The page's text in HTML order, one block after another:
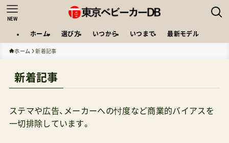
NEW
ホーム 選び方 いつから いつまで 最新モデル
ホーム 新着記事
新着記事
ステマや広告、メーカーへの忖度など商業的バイアスを
一切排除しています。